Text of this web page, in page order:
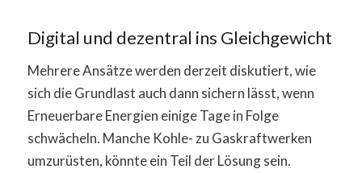
Digital und dezentral ins Gleichgewicht
Mehrere Ansätze werden derzeit diskutiert, wie
sich die Grundlast auch dann sichern lässt, wenn
Erneuerbare Energien einige Tage in Folge
schwächeln. Manche Kohle- zu Gaskraftwerken
umzurüsten, könnte ein Teil der Lösung sein.